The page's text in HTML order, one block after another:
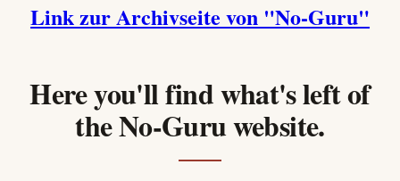
Link zur Archivseite von "No-Guru"
Here you'll find what's left of
the No-Guru website.